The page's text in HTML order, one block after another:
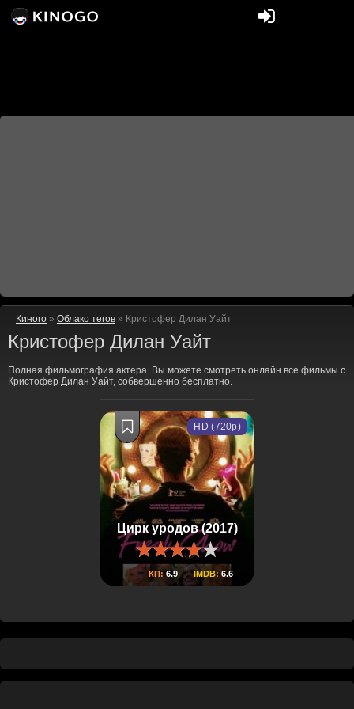
Киного » Облако тегов » Кристофер Дилан Уайт
Кристофер Дилан Уайт
Полная фильмография актера. Вы можете смотреть онлайн все фильмы с
Кристофер Дилан Уайт, собвершенно бесплатно.
Цирк уродов (2017)
КП:6.9 IMDB:6.6
HD (720p)